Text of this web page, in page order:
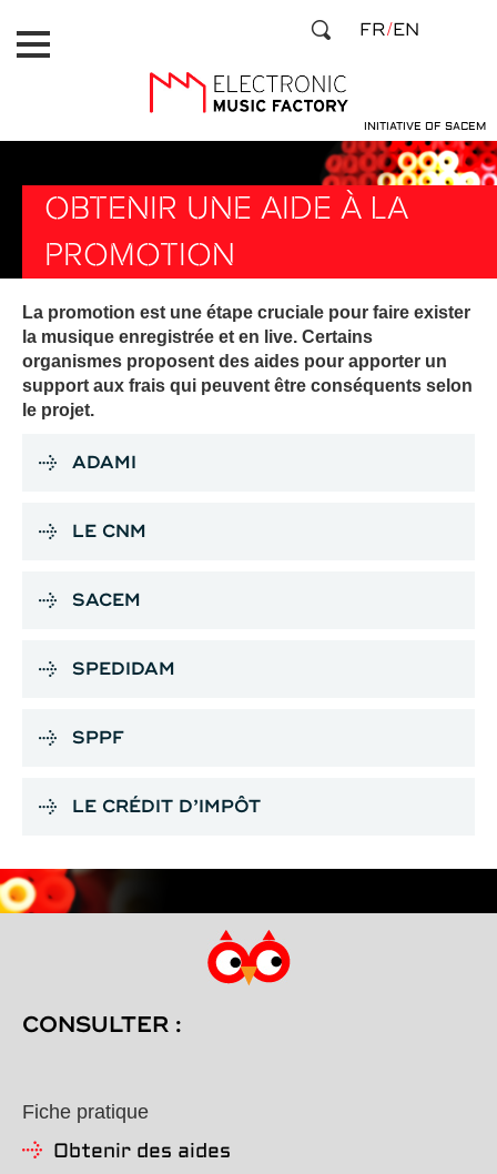
au
contenu
INITIATIVE OF SACEM
FR EN
OBTENIR UNE AIDE À LA
PROMOTION
La promotion est une étape cruciale pour faire exister
la musique enregistrée et en live. Certains
organismes proposent des aides pour apporter un
support aux frais qui peuvent être conséquents selon
le projet.
ADAMI
LE CNM
SACEM
SPEDIDAM
SPPF
LE CRÉDIT D’IMPÔT
CONSULTER :
Fiche pratique
Obtenir des aides